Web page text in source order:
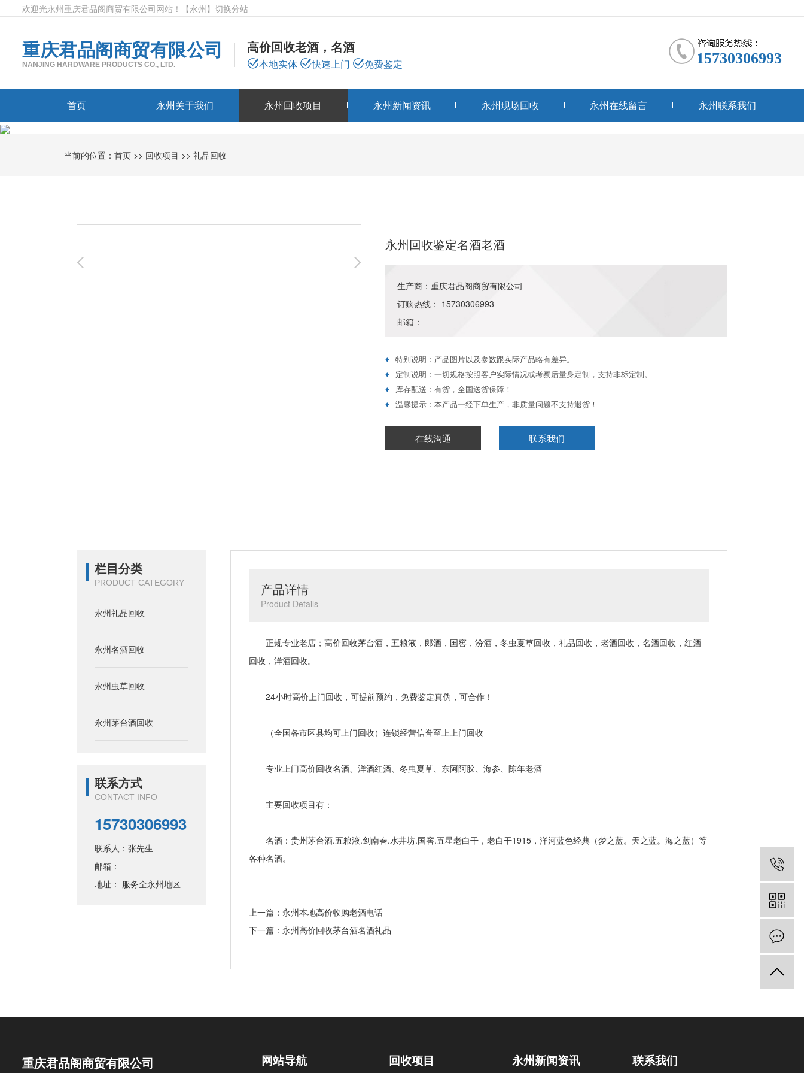
欢迎光永州重庆君品阁商贸有限公司网站！ 【永州】 切换分站
重庆君品阁商贸有限公司
NANJING HARDWARE PRODUCTS CO., LTD.
高价回收老酒，名酒
本地实体 快速上门 免费鉴定 15730306993
首页 永州关于我们 永州回收项目 永州新闻资讯 永州现场回收 永州在线留言 永州联系我们
当前的位置：首页 >> 回收项目 >>礼品回收
永州回收鉴定名酒老酒
生产商：重庆君品阁商贸有限公司
订购热线： 15730306993
邮箱：
♦ 特别说明：产品图片以及参数跟实际产品略有差异。
♦
定制说明：一切规格按照客户实际情况或考察后量身定制，支持非标定制。
♦
库存配送：有货，全国送货保障！
♦ 温馨提示：本产品一经下单生产，非质量问题不支持退货！
在线沟通 联系我们
栏目分类
PRODUCT CATEGORY
永州礼品回收
永州名酒回收
永州虫草回收
永州茅台酒回收
联系方式
CONTACT INFO
15730306993
联系人：张先生
邮箱：
地址： 服务全永州地区
产品详情
Product Details
正规专业老店；高价回收茅台酒，五粮液，郎酒，国窖，汾酒，冬虫夏草回收，礼品回收，老酒回收，名酒回收，红酒
回收，洋酒回收。
24小时高价上门回收，可提前预约，免费鉴定真伪，可合作！
（全国各市区县均可上门回收）连锁经营信誉至上上门回收
专业上门高价回收名酒、洋酒红酒、冬虫夏草、东阿阿胶、海参、陈年老酒
主要回收项目有：
名酒：贵州茅台酒.五粮液.剑南春.水井坊.国窖.五星老白干，老白干1915，洋河蓝色经典（梦之蓝。天之蓝。海之蓝）等
各种名酒。
上一篇：永州本地高价收购老酒电话
下一篇：永州高价回收茅台酒名酒礼品
重庆君品阁商贸有限公司 网站导航 回收项目 永州新闻资讯 联系我们